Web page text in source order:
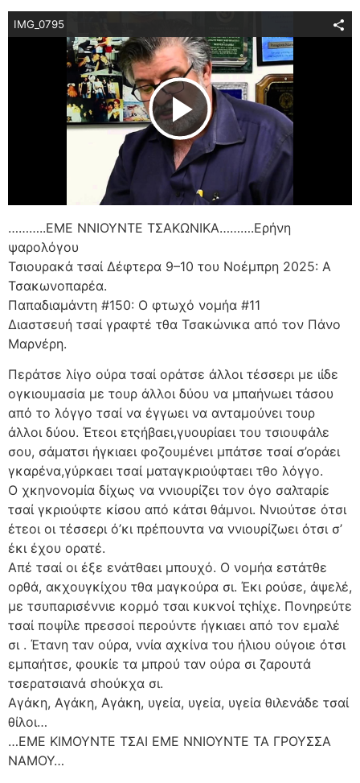
IMG_0795
Play Video
………..ΕΜΕ ΝΝΙΟΥΝΤΕ ΤΣΑΚΩΝΙΚΑ……….Ερήνη
ψαρολόγου
Τσιουρακά τσαί Δέφτερα 9–10 του Νοέμπρη 2025: Α
Τσακωνοπαρέα.
Παπαδιαμάντη #150: Ο φτωχό νομήα #11
Διαστσευή τσαί γραφτέ τθα Τσακώνικα από τον Πάνο
Μαρνέρη.
Περάτσε λίγο ούρα τσαί οράτσε άλλοι τέσσερι με ιίδε
ογκιουμασία με τουρ άλλοι δύου να μπαήνωει τάσου
από το λόγγο τσαί να έγγωει να ανταμούνει τουρ
άλλοι δύου. Έτεοι ετςήβαει,γυουρίαει του τσιουφάλε
σου, σάματσι ήγκιαει φοζουμένει μπάτσε τσαί σ’οράει
γκαρένα,γύρκαει τσαί ματαγκριούφταει τθο λόγγο.
Ο χκηνονομία δίχως να ννιουρίζει τον όγο σαλταρίε
τσαί γκριούφτε κίσου από κάτσι θάμνοι. Ννιούτσε ότσι
έτεοι οι τέσσερι ό’κι πρέπουντα να ννιουρίζωει ότσι σ’
έκι έχου ορατέ.
Απέ τσαί οι έξε ενάτθαει μπουχό. Ο νομήα εστάτθε
ορθά, ακχουγκίχου τθα μαγκούρα σι. Έκι ρούσε, άψελέ,
με τσυπαρισέννιε κορμό τσαι κυκνοί τςhίχε. Πονηρεύτε
τσαί ποψίλε πρεσσοί περούντε ήγκιαει από τον εμαλέ
σι . Έτανη ταν ούρα, ννία αχκίνα του ήλιου ούγοιε ότσι
εμπαήτσε, φουκίε τα μπρού ταν ούρα σι ζαρουτά
τσερατσιανά σhούκχα σι.
Αγάκη, Αγάκη, Αγάκη, υγεία, υγεία, υγεία θιλενάδε τσαί
θίλοι…
…ΕΜΕ ΚΙΜΟΥΝΤΕ ΤΣΑΙ ΕΜΕ ΝΝΙΟΥΝΤΕ ΤΑ ΓΡΟΥΣΣΑ
ΝΑΜΟΥ…